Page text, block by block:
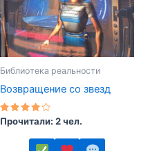
Библиотека реальности
Возвращение со звезд
Оценка
4.00
Прочитали: 2 чел.